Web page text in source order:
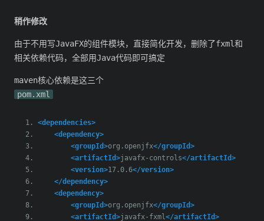
稍作修改
由于不用写JavaFX的组件模块，直接简化开发，删除了fxml和
相关依赖代码，全部用Java代码即可搞定
maven核心依赖是这三个
pom.xml
<dependencies>
<dependency>
<groupId>org.openjfx</groupId>
<artifactId>javafx-controls</artifactId>
<version>17.0.6</version>
</dependency>
<dependency>
<groupId>org.openjfx</groupId>
<artifactId>javafx-fxml</artifactId>